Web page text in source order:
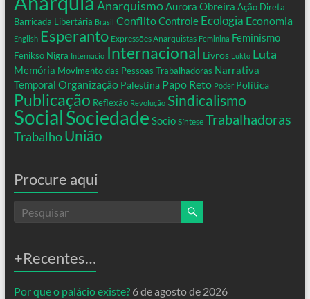
AnarquismoAurora Obreira Ação Direta
Barricada Libertária Brasil ConflitoControle Ecologia Economia
English Esperanto Expressões Anarquistas Feminina Feminismo
Fenikso Nigra Internacio Internacional Livros Lukto Luta
Memória Movimento das Pessoas Trabalhadoras Narrativa
Temporal Organização Palestina Papo Reto Poder Política
Publicação Reflexão Revolução Sindicalismo
SocialSociedade Socio Síntese Trabalhadoras
Trabalho União
Procure aqui
+Recentes…
Por que o palácio existe? 6 de agosto de 2026